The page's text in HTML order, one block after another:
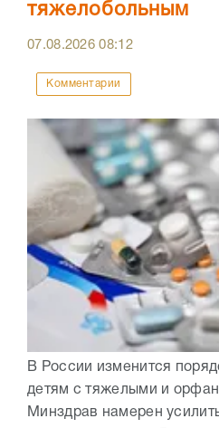
тяжелобольным
07.08.202608:12
Комментарии
В России изменится
детям с тяжелыми и
Минздрав намерен